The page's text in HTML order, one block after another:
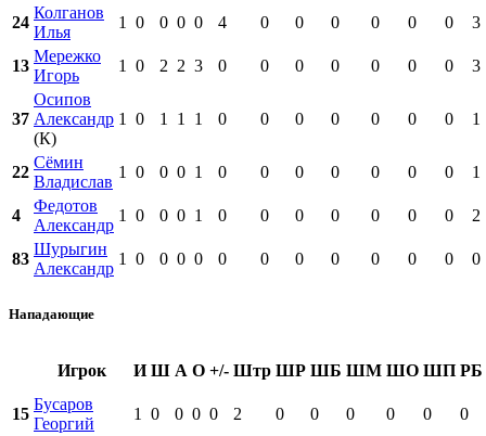
24
Колганов
Илья
1 0 0 0 0 4 0 0 0 0 0 0 3
13
Мережко
Игорь
1 0 2 2 3 0 0 0 0 0 0 0 3
37
Осипов
Александр
(К)
1 0 1 1 1 0 0 0 0 0 0 0 1
22
Сёмин
Владислав
1 0 0 0 1 0 0 0 0 0 0 0 1
4
Федотов
Александр
1 0 0 0 1 0 0 0 0 0 0 0 2
83
Шурыгин
Александр
1 0 0 0 0 0 0 0 0 0 0 0 0
Нападающие
Игрок И Ш А О +/- Штр ШР ШБ ШМ ШО ШП РБ
15
Бусаров
Георгий
1 0 0 0 0 2 0 0 0 0 0 0